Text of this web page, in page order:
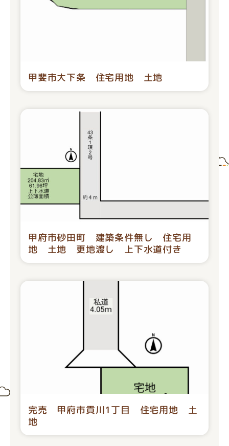
甲斐市大下条 住宅用地 土地
甲府市砂田町 建築条件無し 住宅用
地 土地 更地渡し 上下水道付き
完売 甲府市貢川1丁目 住宅用地 土
地